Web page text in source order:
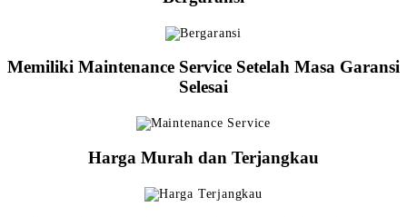
Memiliki Maintenance Service Setelah Masa Garansi
Selesai
Harga Murah dan Terjangkau